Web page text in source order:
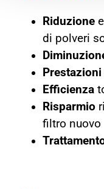
Riduzione
di polveri
Prestazioni
Efficienza
Risparmio
filtro nuovo